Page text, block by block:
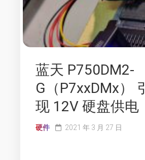
蓝天 P750DM2-
G（P7xxDMx）
现 12V 硬盘供电
硬件 2021 年 3 月 27 日